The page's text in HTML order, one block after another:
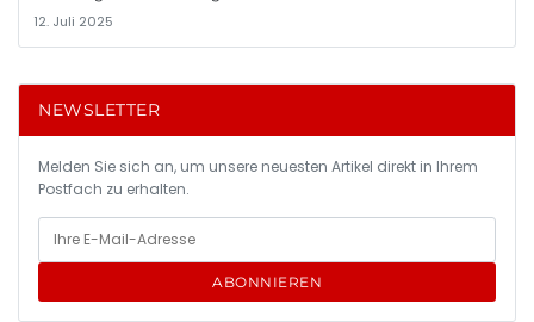
12. Juli 2025
NEWSLETTER
Melden Sie sich an, um unsere neuesten Artikel direkt in Ihrem
Postfach zu erhalten.
ABONNIEREN